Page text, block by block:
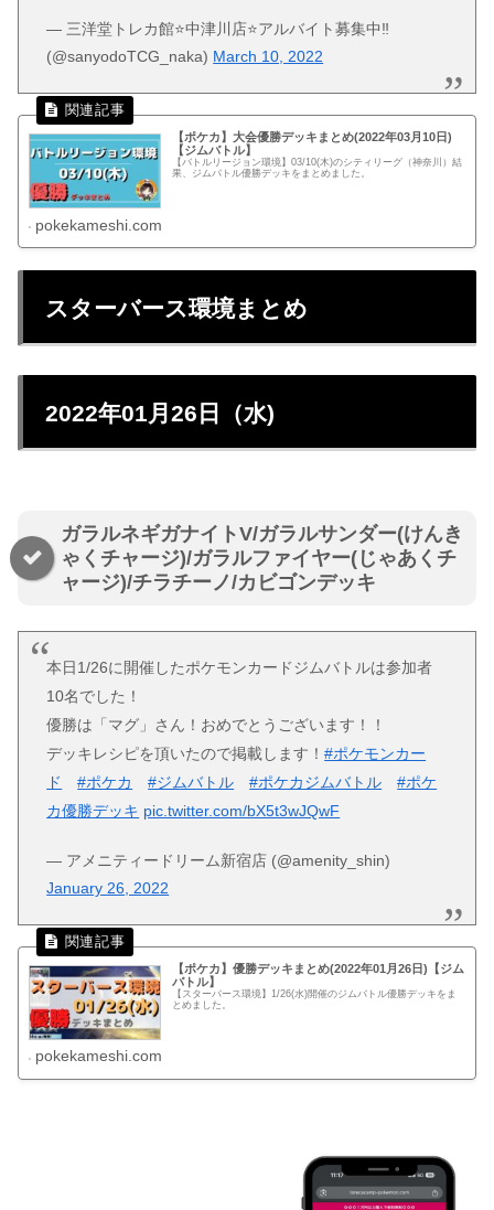
— 三洋堂トレカ館⭐️中津川店⭐️アルバイト募集中‼️
(@sanyodoTCG_naka) March 10, 2022
【ポケカ】大会優勝デッキまとめ(2022年03月10日)
【ジムバトル】
【バトルリージョン環境】03/10(木)のシティリーグ（神奈川）結
果、ジムバトル優勝デッキをまとめました。
pokekameshi.com
スターバース環境まとめ
2022年01月26日（水)
ガラルネギガナイトV/ガラルサンダー(けんき
ゃくチャージ)/ガラルファイヤー(じゃあくチ
ャージ)/チラチーノ/カビゴンデッキ
本日1/26に開催したポケモンカードジムバトルは参加者
10名でした！
優勝は「マグ」さん！おめでとうございます！！
デッキレシピを頂いたので掲載します！#ポケモンカー
ド
#ポケカ #ジムバトル #ポケカジムバトル
#ポケ
カ優勝デッキ pic.twitter.com/bX5t3wJQwF
— アメニティードリーム新宿店 (@amenity_shin)
January 26, 2022
【ポケカ】優勝デッキまとめ(2022年01月26日)【ジム
バトル】
【スターバース環境】1/26(水)開催のジムバトル優勝デッキをま
とめました。
pokekameshi.com